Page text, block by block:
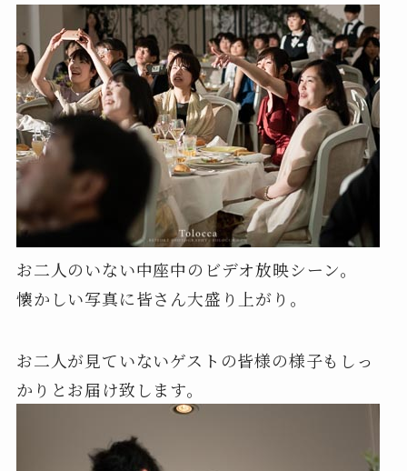
お二人のいない中座中のビデオ放映シーン。
懐かしい写真に皆さん大盛り上がり。
お二人が見ていないゲストの皆様の様子もしっ
かりとお届け致します。